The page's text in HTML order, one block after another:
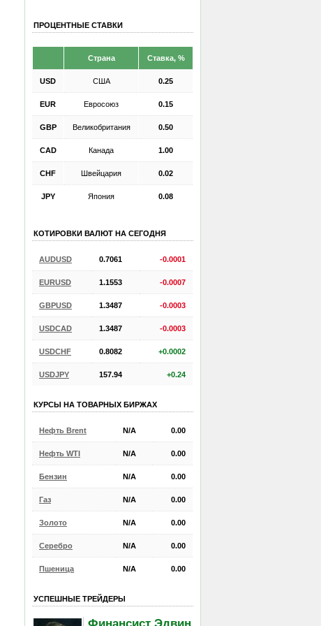
ПРОЦЕНТНЫЕ СТАВКИ
Страна Ставка, %
USD США 0.25
EUR Евросоюз 0.15
GBP Великобритания 0.50
CAD Канада 1.00
CHF Швейцария 0.02
JPY Япония 0.08
КОТИРОВКИ ВАЛЮТ НА СЕГОДНЯ
AUDUSD 0.7061 -0.0001
EURUSD 1.1553 -0.0007
GBPUSD 1.3487 -0.0003
USDCAD 1.3487 -0.0003
USDCHF 0.8082 +0.0002
USDJPY 157.94 +0.24
КУРСЫ НА ТОВАРНЫХ БИРЖАХ
Нефть Brent N/A 0.00
Нефть WTI N/A 0.00
Бензин N/A 0.00
Газ N/A 0.00
Золото N/A 0.00
Серебро N/A 0.00
Пшеница N/A 0.00
УСПЕШНЫЕ ТРЕЙДЕРЫ
Финансист Эдвин